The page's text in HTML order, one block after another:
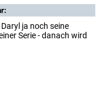
ja noch seine
Serie - danach wird